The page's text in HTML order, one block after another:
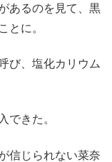
あるのを見て、黒
とに。
び、塩化カリウム
できた。
信じられない菜奈